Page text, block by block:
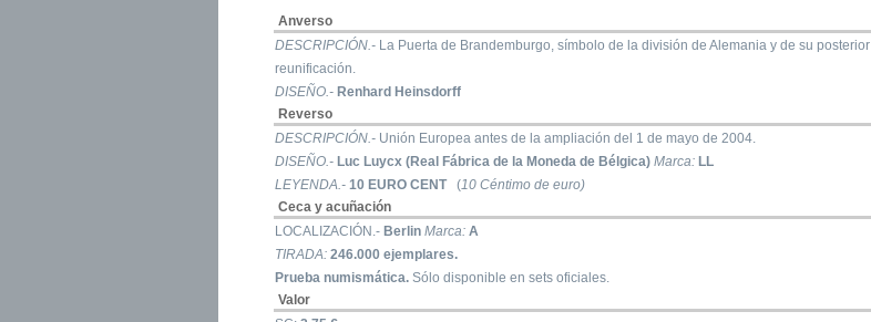
Anverso
DESCRIPCIÓN.- La Puerta de Brandemburgo, símbolo de la división de Alemania y de su posterior
reunificación.
DISEÑO.- Renhard Heinsdorff
Reverso
DESCRIPCIÓN.- Unión Europea antes de la ampliación del 1 de mayo de 2004.
DISEÑO.- Luc Luycx (Real Fábrica de la Moneda de Bélgica) Marca: LL
LEYENDA.- 10 EURO CENT(10 Céntimo de euro)
Ceca y acuñación
LOCALIZACIÓN.- Berlin Marca: A
TIRADA: 246.000 ejemplares.
Prueba numismática. Sólo disponible en sets oficiales.
Valor